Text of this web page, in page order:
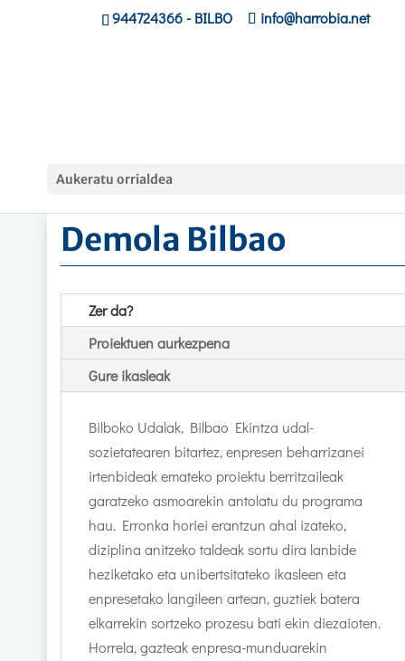
944724366- BILBO info@harrobia.net
Aukeratu orrialdea
Demola Bilbao
Zer da?
Proiektuen aurkezpena
Gure ikasleak
Bilboko Udalak, Bilbao Ekintza udal-
sozietatearen bitartez, enpresen beharrizanei
irtenbideak emateko proiektu berritzaileak
garatzeko asmoarekin antolatu du programa
hau. Erronka horiei erantzun ahal izateko,
diziplina anitzeko taldeak sortu dira lanbide
heziketako eta unibertsitateko ikasleen eta
enpresetako langileen artean, guztiek batera
elkarrekin sortzeko prozesu bati ekin diezaioten.
Horrela, gazteak enpresa-munduarekin